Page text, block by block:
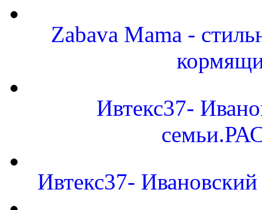
Zabava Mama -
Ивтекс37-
Ивтекс37-